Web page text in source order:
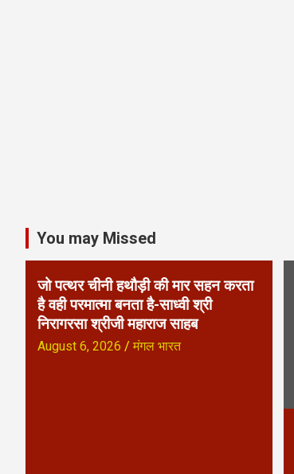
i
o
n
You may Missed
जो पत्थर चीनी हथौड़ी की मार सहन करता
है वही परमात्मा बनता है-साध्वी श्री
निरागरसा श्रीजी महाराज साहब
August 6, 2026 मंगल भारत